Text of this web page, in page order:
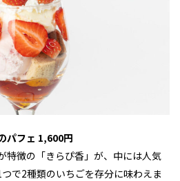
パフェ 1,600円
特徴の「きらぴ香」が、中には人気
で2種類のいちごを存分に味わえま